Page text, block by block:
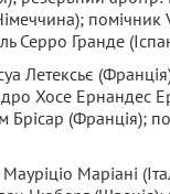
помічник
Серро Гранде
Летексьє
Хосе Ернандес
(Франція);
Маріані